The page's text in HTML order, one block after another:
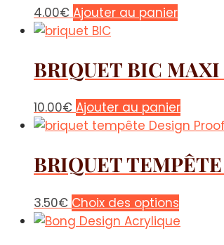
4.00€ Ajouter au panier
BRIQUET BIC
10.00€ Ajouter au panier
BRIQUET
3.50€ Choix des options
produit